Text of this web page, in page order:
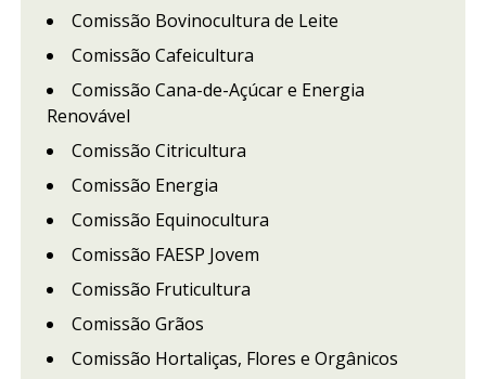
Comissão Bovinocultura de Leite
Comissão Cafeicultura
Comissão Cana-de-Açúcar e Energia
Renovável
Comissão Citricultura
Comissão Energia
Comissão Equinocultura
Comissão FAESP Jovem
Comissão Fruticultura
Comissão Grãos
Comissão Hortaliças, Flores e Orgânicos